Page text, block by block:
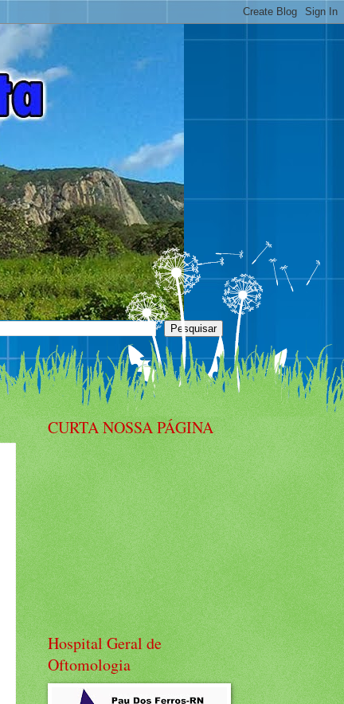
CURTA NOSSA PÁGINA
Hospital Geral de
Oftomologia